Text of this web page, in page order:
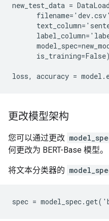
new_test_data =
      is_training=False)
更改模型架构
您可以通过更改
何更改为 BERT-Base 模型。
将文本分类器的